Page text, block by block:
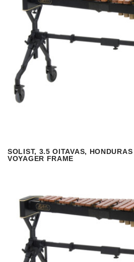
VISUALIZAR
SOLIST, 3.5 OITAVAS,
VOYAGER FRAME